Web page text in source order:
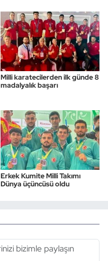
Milli karatecilerden ilk günde 8
madalyalık başarı
Erkek Kumite Milli Takımı
Dünya üçüncüsü oldu